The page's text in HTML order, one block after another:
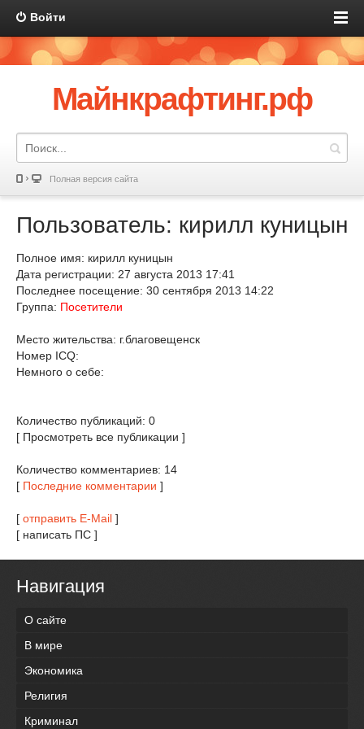
Войти
Майнкрафтинг.рф
Полная версия сайта
Пользователь: кирилл куницын
Полное имя: кирилл куницын
Дата регистрации: 27 августа 2013 17:41
Последнее посещение: 30 сентября 2013 14:22
Группа: Посетители
Место жительства: г.благовещенск
Номер ICQ:
Немного о себе:
Количество публикаций: 0
[ Просмотреть все публикации ]
Количество комментариев: 14
[ Последние комментарии ]
[ отправить E-Mail ]
[ написать ПС ]
Навигация
О сайте
В мире
Экономика
Религия
Криминал